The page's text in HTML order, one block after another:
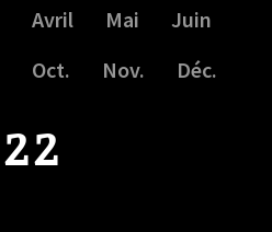
Avril Mai
Juin
Oct. Nov. Déc.